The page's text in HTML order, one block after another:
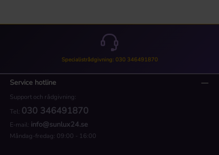
Specialistrådgivning: 030 346491870
Service hotline
Support och rådgivning:
Tel: 030 346491870
E-mail: info@sunlux24.se
Måndag-fredag: 09:00 - 16:00